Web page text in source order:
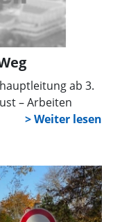
ab 3.
– Arbeiten